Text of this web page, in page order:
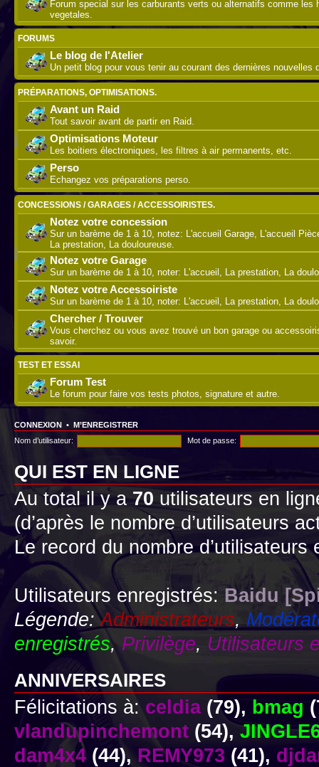
Forum special sur les carburants verts ou alternatifs comme les
vegetales.
FORUMS
Le blog de l'Atelier
Un petit blog pour vous tenir au courant des dernières nouvelles
PRÉPARATIONS, OPTIMISATIONS.
Avant un Raid
Tout savoir avant de partir en Raid.
Optimisations Moteur
Les boitiers électroniques, les filtres à air permanents, etc.
Perso
Echangez vos préparations perso.
CONCESSIONS / GARAGES / ACCESSOIRISTES.
Notez votre concession
Sur un barème de 1 à 10, notez: L'accueil Garage, L'accueil
La prestation, La douloureuse.
Notez votre Garage
Sur un barème de 1 à 10, noter: L'accueil, La prestation, La
Notez votre Accessoiriste
Sur un barème de 1 à 10, noter: L'accueil, La prestation, La
Chercher / Trouver
Vous cherchez ou vous avez trouvé un bon garage ou
savoir.
TEST ET ESSAI
Forum Test
Le forum pour faire vos tests photos, signature et autre.
CONNEXION • M’ENREGISTRER
Nom d’utilisateur:
Mot de passe:
QUI EST EN LIGNE
Au total il y a70 utilisateurs en
(d’après le nombre d’utilisateurs
Le record du nombre
Utilisateurs enregistrés: Baidu
Légende:Administrateurs,
enregistrés, Privilège, Utilisateurs
ANNIVERSAIRES
Félicitations à: celdia (79), bmag
vlandupinchemont (54),
dam4x4 (44), REMY973 (41),